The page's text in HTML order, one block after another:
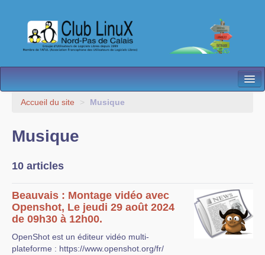
L’Association
Besoin d’Aide ?
Contact
Les antennes
Espace membres
Accueil du site > Musique
Musique
10 articles
Beauvais : Montage vidéo avec
Openshot, Le jeudi 29 août 2024
de 09h30 à 12h00.
OpenShot est un éditeur vidéo multi-
plateforme : https://www.openshot.org/fr/